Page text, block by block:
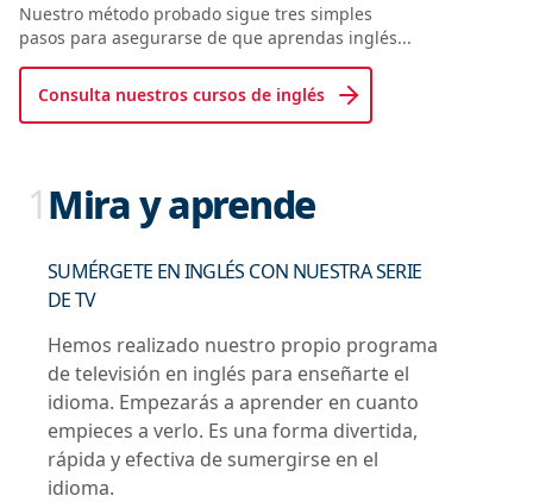
Nuestro método probado sigue tres simples
pasos para asegurarse de que aprendas inglés...
Consulta nuestros cursos de inglés
1Mira y aprende
SUMÉRGETE EN INGLÉS CON NUESTRA SERIE
DE TV
Hemos realizado nuestro propio programa
de televisión en inglés para enseñarte el
idioma. Empezarás a aprender en cuanto
empieces a verlo. Es una forma divertida,
rápida y efectiva de sumergirse en el
idioma.